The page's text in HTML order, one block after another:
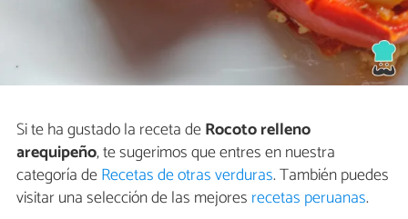
Si te ha gustado la receta deRocoto relleno
arequipeño, te sugerimos que entres en nuestra
categoría deRecetas de otras verduras. También puedes
visitar una selección de las mejores recetas peruanas.